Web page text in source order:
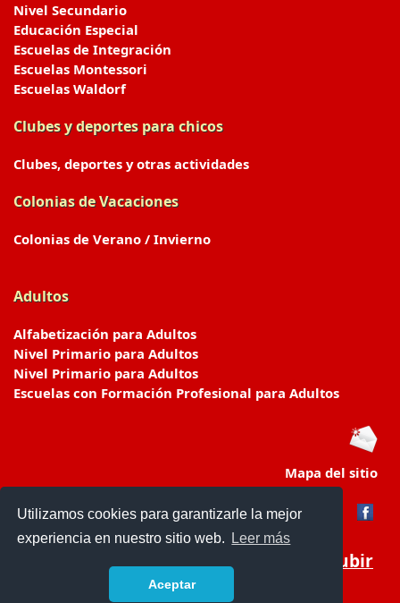
Utilizamos cookies para garantizarle la mejor
experiencia en nuestro sitio web.
Leer más
Aceptar
Nivel Secundario
Educación Especial
Escuelas de Integración
Escuelas Montessori
Escuelas Waldorf
Clubes y deportes para chicos
Clubes, deportes y otras actividades
Colonias de Vacaciones
Colonias de Verano / Invierno
Adultos
Alfabetización para Adultos
Nivel Primario para Adultos
Nivel Primario para Adultos
Escuelas con Formación Profesional para Adultos
Mapa del sitio
Subir